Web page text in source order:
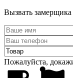
Вызвать замерщика
Пожалуйста,